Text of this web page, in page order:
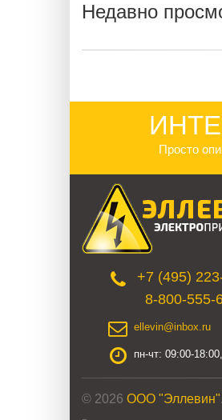
Недавно
Просто
+7 (495)
8-800-555-
ellevin@inbox.ru
пн-чт: 09:00-
© 2026 ООО "Эллевин".